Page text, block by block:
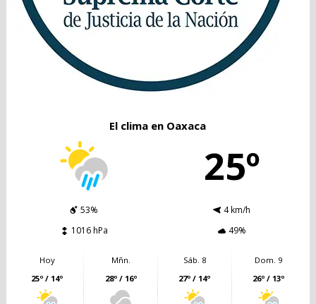
El clima en Oaxaca
25º
53%
4 km/h
1016 hPa
49%
Hoy
25º / 14º
Mñn.
28º / 16º
Sáb. 8
27º / 14º
Dom. 9
26º / 13º